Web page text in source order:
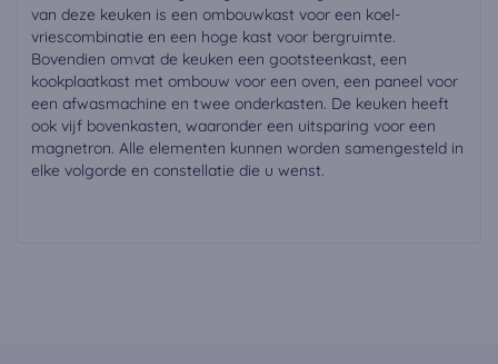
van deze keuken is een ombouwkast voor een koel-
vriescombinatie en een hoge kast voor bergruimte.
Bovendien omvat de keuken een gootsteenkast, een
kookplaatkast met ombouw voor een oven, een paneel voor
een afwasmachine en twee onderkasten. De keuken heeft
ook vijf bovenkasten, waaronder een uitsparing voor een
magnetron. Alle elementen kunnen worden samengesteld in
elke volgorde en constellatie die u wenst.